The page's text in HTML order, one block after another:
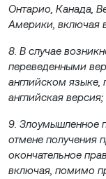
Онтарио, Канада,
Америки, включая
8. В случае
переведенными
английском языке,
английская версия;
9. Злоумышленное
отмене получения
окончательное
включая, помимо